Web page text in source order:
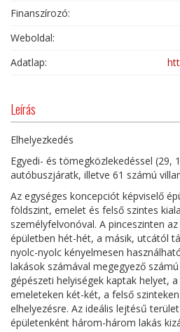
Finanszírozó:
Weboldal:
Adatlap:
Leírás
Elhelyezkedés
Egyedi- és tömegközlekedéssel (29,
autóbuszjáratk, illetve 61 számú
Az egységes koncepciót képviselő
földszint, emelet és felső szintes
személyfelvonóval. A pinceszinten
épületben hét-hét, a másik, utcától
nyolc-nyolc kényelmesen
lakások számával megegyező
gépészeti helyiségek kaptak helyet,
emeleteken két-két, a felső
elhelyezésre. Az ideális lejtésű
épületenként három-három lakás